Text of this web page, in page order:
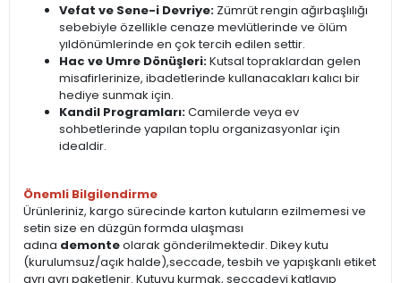
Vefat ve Sene-i Devriye: Zümrüt rengin ağırbaşlılığı
sebebiyle özellikle cenaze mevlütlerinde ve ölüm
yıldönümlerinde en çok tercih edilen settir.
Hac ve Umre Dönüşleri:Kutsal topraklardan gelen
misafirlerinize, ibadetlerinde kullanacakları kalıcı bir
hediye sunmak için.
Kandil Programları:Camilerde veya ev
sohbetlerinde yapılan toplu organizasyonlar için
idealdir.
Önemli Bilgilendirme
Ürünleriniz, kargo sürecinde karton kutuların ezilmemesi ve
setin size en düzgün formda ulaşması
adına demonteolarak gönderilmektedir. Dikey kutu
(kurulumsuz/açık halde),seccade, tesbih ve yapışkanlı etiket
ayrı ayrı paketlenir. Kutuyu kurmak, seccadeyi katlayıp